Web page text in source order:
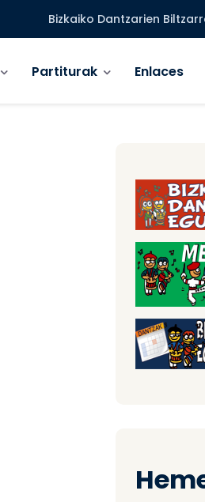
Bizkaiko Dantzarien
Partiturak Enlaces